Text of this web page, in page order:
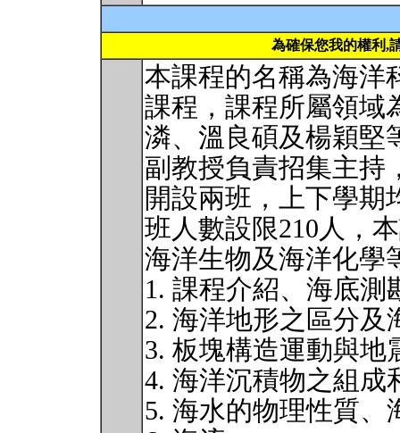
為確保您我的權利,
本課程的名稱為海洋
課程，課程所屬領域
潾、溫良碩及楊穎堅
副教授負責招集主持
開設兩班，上下學期
班人數設限210人，
海洋生物及海洋化學
1. 課程介紹、海底測
2. 海洋地形之區分及
3. 板塊構造運動與地
4. 海洋沉積物之組成
5. 海水的物理性質、